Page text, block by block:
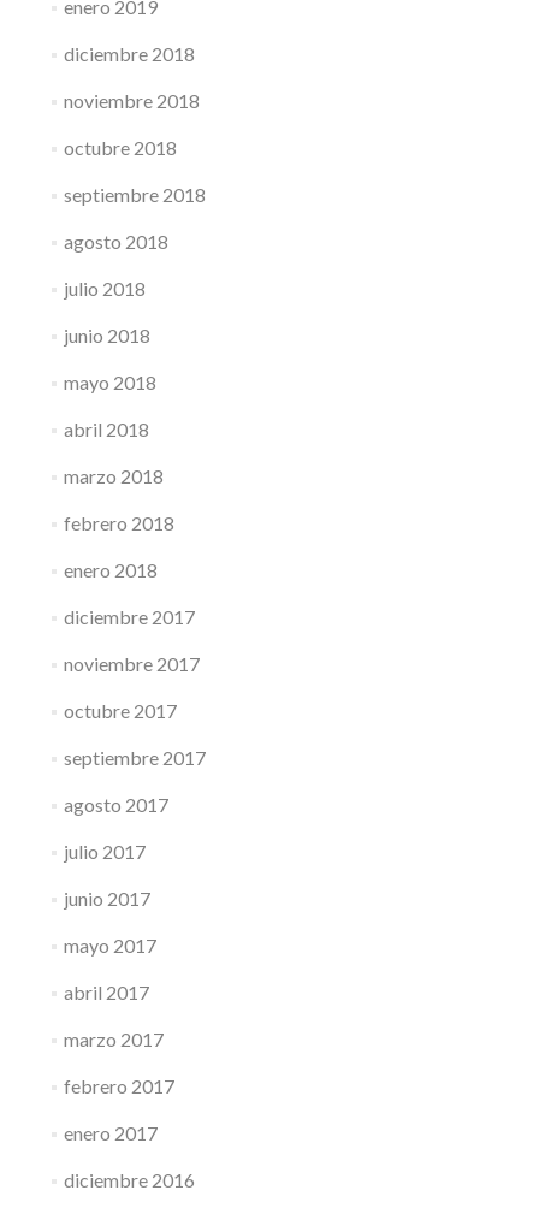
enero 2019
diciembre 2018
noviembre 2018
octubre 2018
septiembre 2018
agosto 2018
julio 2018
junio 2018
mayo 2018
abril 2018
marzo 2018
febrero 2018
enero 2018
diciembre 2017
noviembre 2017
octubre 2017
septiembre 2017
agosto 2017
julio 2017
junio 2017
mayo 2017
abril 2017
marzo 2017
febrero 2017
enero 2017
diciembre 2016